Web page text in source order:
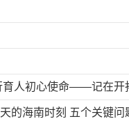
育人初心使命——记在开
的海南时刻 五个关键问